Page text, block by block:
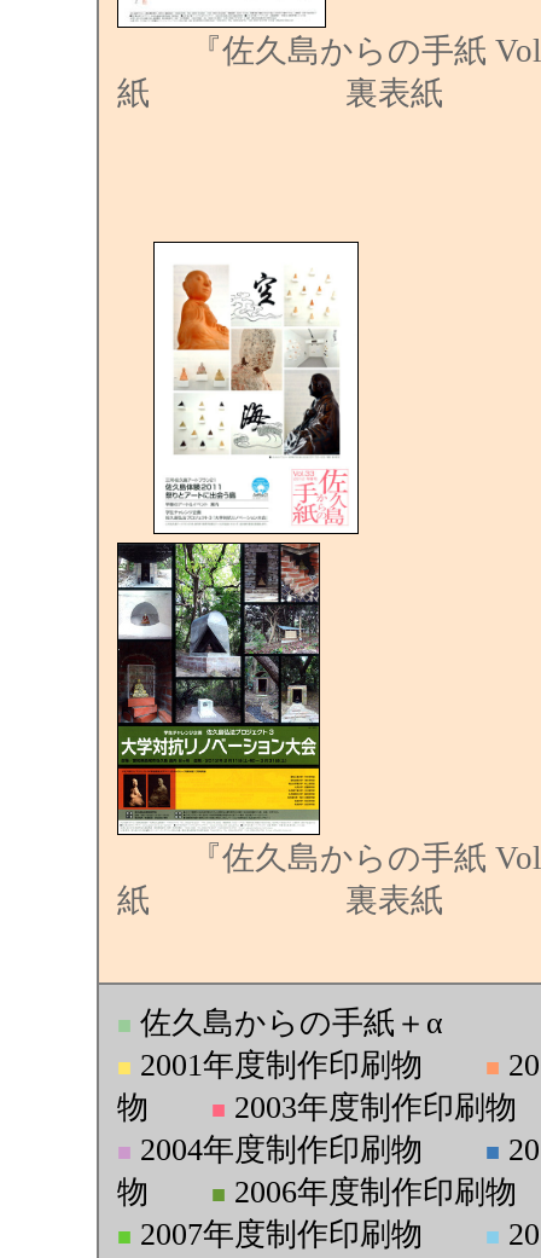
『佐久島からの手紙
紙 裏表紙
『佐久島からの手紙
紙 裏表紙
■ 佐久島からの手紙＋α
■ 2001年度制作印刷物 ■
物
■ 2003年度制作印刷物
■ 2004年度制作印刷物 ■
物
■ 2006年度制作印刷物
■ 2007年度制作印刷物 ■